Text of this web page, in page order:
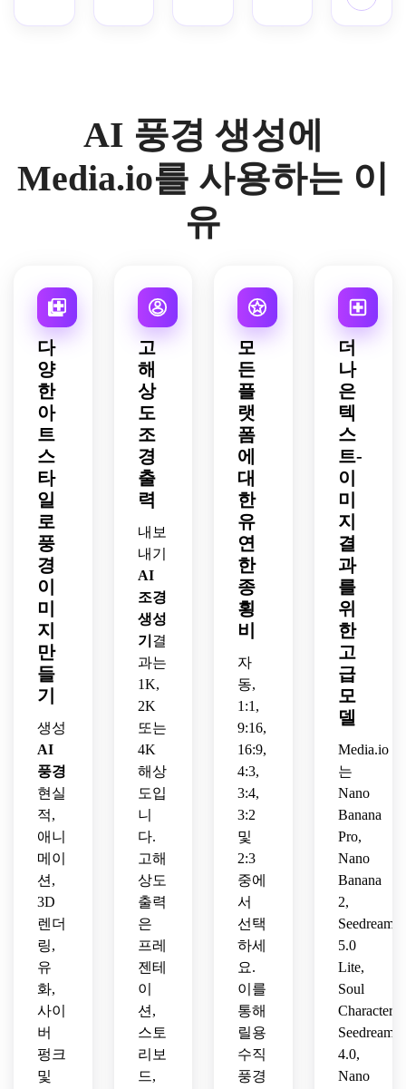
가합
니다.
한 무
드를
연출
하세
고요
한 삶
홍색
하이
안개
가 낀
기,
수직
친화
적인
구성,
풍부
하고
세부
적인
일러
스트
배경
아트
로 장
면을
구성
하세
요.
미묘
한 반
차분
적인
미술
구성,
층층
이 있
는 깊
기 안
개,
긴 그
림자,
색과
청동
로,
폐허
가 있
무성
한 질
감,
영화
같은
깊이,
흐릿
한 녹
색과
녹 팔
레트,
그리
고 기
분 나
쁘면
서도
아름
다운
느낌
을 주
는 세
부적
경 컨
셉 아
트를
요.
AI 풍경 생성에
Media.io를 사용하는 이
유
다
양
한
아
트
스
타
일
로
풍
경
이
미
지
만
들
기
생성
AI
풍경
현실
적,
애니
메이
션,
3D
렌더
링,
유
화,
사이
버
펑크
및
고
해
상
도
조
경
출
력
내보
내기
AI
조경
생성
기 결
과는
1K,
2K
또는
4K
해상
도입
니
다.
고해
상도
출력
은
프레
젠테
이
션,
스토
리보
드,
모
든
플
랫
폼
에
대
한
유
연
한
종
횡
비
자
동,
1:1,
9:16,
16:9,
4:3,
3:4,
3:2
및
2:3
중에
서
선택
하세
요.
이를
통해
릴용
수직
풍경
더
나
은
텍
스
트-
이
미
지
결
과
를
위
한
고
급
모
델
Media.io
는
Nano
Banana
Pro,
Nano
Banana
2,
Seedream
5.0
Lite,
Soul
Character,
Seedream
4.0,
Nano